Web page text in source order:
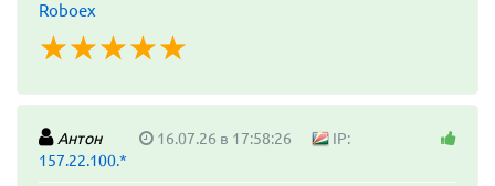
Roboex
☆☆☆☆☆
★★★★★
Антон 16.07.26 в 17:58:26
IP:
157.22.100.*